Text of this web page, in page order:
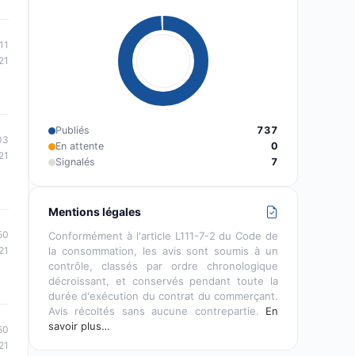
Publiés
737
En attente
0
Signalés
7
Mentions légales
Conformément à l'article L111-7-2 du Code de
la consommation, les avis sont soumis à un
contrôle, classés par ordre chronologique
décroissant, et conservés pendant toute la
durée d'exécution du contrat du commerçant.
Avis récoltés sans aucune contrepartie. En
savoir plus…